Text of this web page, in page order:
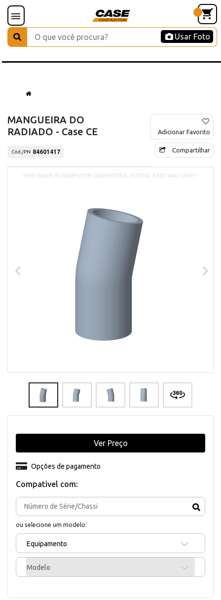
Usar Foto
MANGUEIRA DO
RADIADO - Case CE
Cód./PN 84601417
Adicionar Favorito
Compartilhar
Compativel com:
ou selecione um modelo:
Equipamento
Modelo
Opções de pagamento
Ver Preço